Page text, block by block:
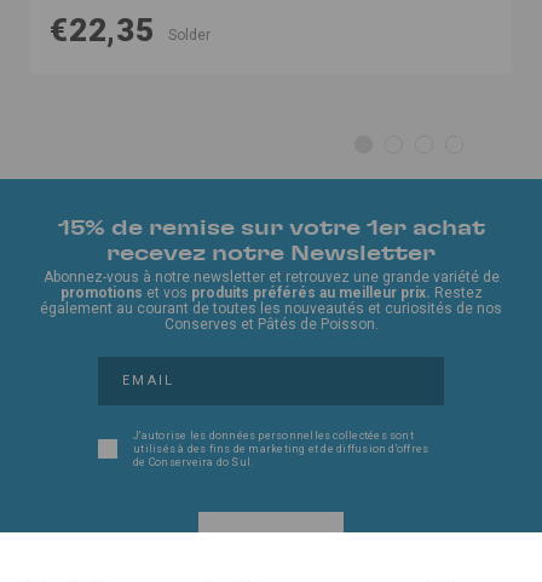
€22,35 Solder
15% de remise sur votre 1er achat
recevez notre Newsletter
Abonnez-vous à notre newsletter et retrouvez une grande variété de
promotions et vos produits préférés au meilleur prix. Restez
également au courant de toutes les nouveautés et curiosités de nos
Conserves et Pâtés de Poisson.
J'autorise les données personnelles collectées sont
utilisés à des fins de marketing et de diffusion d'offres
de Conserveira do Sul.